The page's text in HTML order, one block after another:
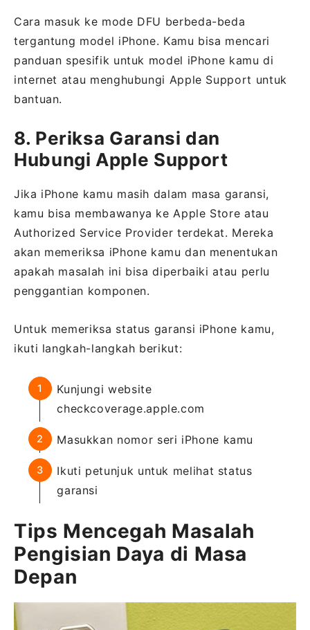
Cara masuk ke mode DFU berbeda-beda
tergantung model iPhone. Kamu bisa mencari
panduan spesifik untuk model iPhone kamu di
internet atau menghubungi Apple Support untuk
bantuan.
8. Periksa Garansi dan
Hubungi Apple Support
Jika iPhone kamu masih dalam masa garansi,
kamu bisa membawanya ke Apple Store atau
Authorized Service Provider terdekat. Mereka
akan memeriksa iPhone kamu dan menentukan
apakah masalah ini bisa diperbaiki atau perlu
penggantian komponen.
Untuk memeriksa status garansi iPhone kamu,
ikuti langkah-langkah berikut:
Kunjungi website
checkcoverage.apple.com
Masukkan nomor seri iPhone kamu
Ikuti petunjuk untuk melihat status
garansi
Tips Mencegah Masalah
Pengisian Daya di Masa
Depan